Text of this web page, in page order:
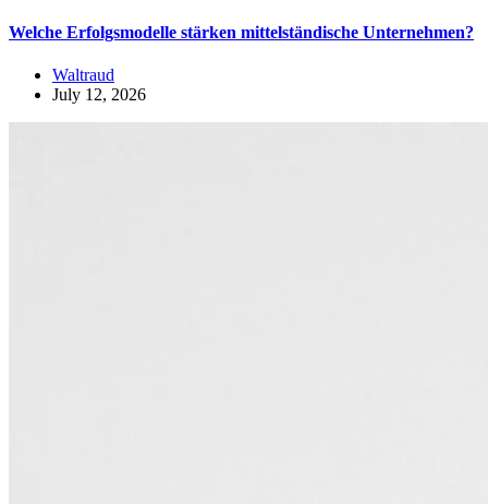
Welche Erfolgsmodelle stärken mittelständische Unternehmen?
Waltraud
July 12, 2026